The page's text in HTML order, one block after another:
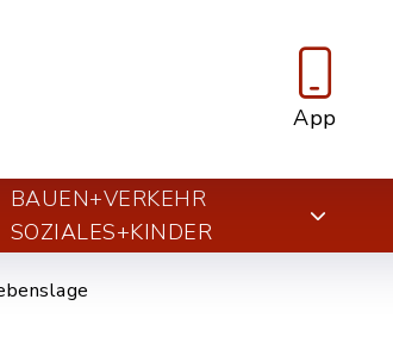
App
BAUEN+VERKEHR
SOZIALES+KINDER